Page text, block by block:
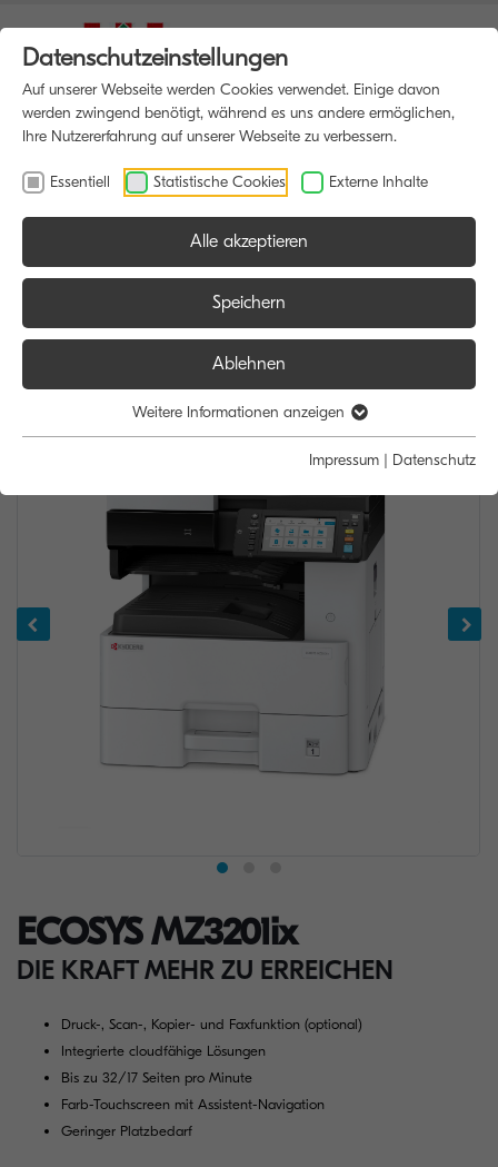
ECOSYS MZ3201ix
DIE KRAFT MEHR ZU ERREICHEN
Druck-, Scan-, Kopier- und Faxfunktion (optional)
Integrierte cloudfähige Lösungen
Bis zu 32/17 Seiten pro Minute
Farb-Touchscreen mit Assistent-Navigation
Geringer Platzbedarf
Datenschutzeinstellungen
Auf unserer Webseite werden Cookies verwendet. Einige davon
werden zwingend benötigt, während es uns andere ermöglichen,
Ihre Nutzererfahrung auf unserer Webseite zu verbessern.
Essentiell Statistische Cookies Externe Inhalte
Alle akzeptieren
Speichern
Ablehnen
Weitere Informationen anzeigen
Impressum | Datenschutz